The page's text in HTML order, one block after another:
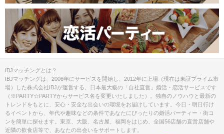
IBJマッチングとは？
IBJマッチングは、2006年にサービスを開始し、2012年に上場（現在は東証プライム市
場）した株式会社IBJが運営する、日本最大級の「自社直営」婚活・恋活サービスです
（※PARTY☆PARTYからサービス名を変更いたしました）。独自のノウハウと最新の
トレンドをもとに、安心・安全な出会いの環境をお届けしています。今日・明日行け
るイベントから、年代や趣味などの条件であなたにぴったりの婚活パーティー・街コ
ンを簡単に探せます。東京、大阪、名古屋、福岡をはじめ、全国56店舗の直営店舗や
近隣の飲食店等で、あなたの出会いをサポートします。